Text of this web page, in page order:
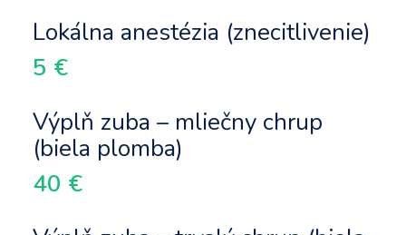
Lokálna anestézia (znecitlivenie)
5 €
Výplň zuba – mliečny chrup
(biela plomba)
40 €